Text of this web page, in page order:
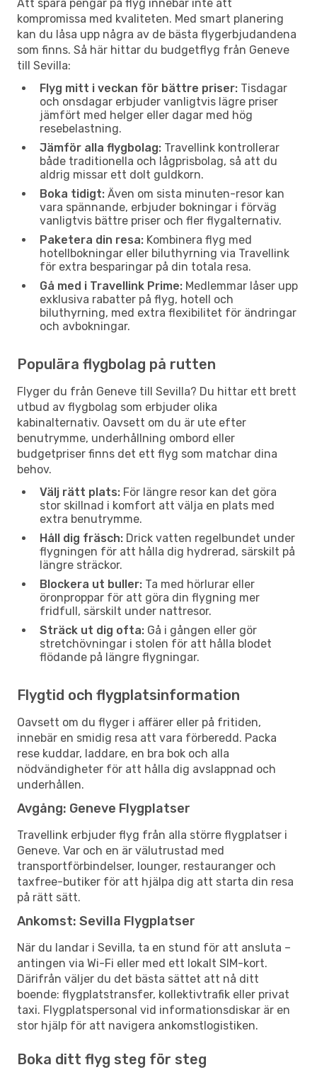
Att spara pengar på flyg innebär inte att
kompromissa med kvaliteten. Med smart planering
kan du låsa upp några av de bästa flygerbjudandena
som finns. Så här hittar du budgetflyg från Geneve
till Sevilla:
Flyg mitt i veckan för bättre priser: Tisdagar
och onsdagar erbjuder vanligtvis lägre priser
jämfört med helger eller dagar med hög
resebelastning.
Jämför alla flygbolag: Travellink kontrollerar
både traditionella och lågprisbolag, så att du
aldrig missar ett dolt guldkorn.
Boka tidigt: Även om sista minuten-resor kan
vara spännande, erbjuder bokningar i förväg
vanligtvis bättre priser och fler flygalternativ.
Paketera din resa: Kombinera flyg med
hotellbokningar eller biluthyrning via Travellink
för extra besparingar på din totala resa.
Gå med i Travellink Prime: Medlemmar låser upp
exklusiva rabatter på flyg, hotell och
biluthyrning, med extra flexibilitet för ändringar
och avbokningar.
Populära flygbolag på rutten
Flyger du från Geneve till Sevilla? Du hittar ett brett
utbud av flygbolag som erbjuder olika
kabinalternativ. Oavsett om du är ute efter
benutrymme, underhållning ombord eller
budgetpriser finns det ett flyg som matchar dina
behov.
Välj rätt plats: För längre resor kan det göra
stor skillnad i komfort att välja en plats med
extra benutrymme.
Håll dig fräsch: Drick vatten regelbundet under
flygningen för att hålla dig hydrerad, särskilt på
längre sträckor.
Blockera ut buller: Ta med hörlurar eller
öronproppar för att göra din flygning mer
fridfull, särskilt under nattresor.
Sträck ut dig ofta: Gå i gången eller gör
stretchövningar i stolen för att hålla blodet
flödande på längre flygningar.
Flygtid och flygplatsinformation
Oavsett om du flyger i affärer eller på fritiden,
innebär en smidig resa att vara förberedd. Packa
rese kuddar, laddare, en bra bok och alla
nödvändigheter för att hålla dig avslappnad och
underhållen.
Avgång: Geneve Flygplatser
Travellink erbjuder flyg från alla större flygplatser i
Geneve. Var och en är välutrustad med
transportförbindelser, lounger, restauranger och
taxfree-butiker för att hjälpa dig att starta din resa
på rätt sätt.
Ankomst: Sevilla Flygplatser
När du landar i Sevilla, ta en stund för att ansluta –
antingen via Wi-Fi eller med ett lokalt SIM-kort.
Därifrån väljer du det bästa sättet att nå ditt
boende: flygplatstransfer, kollektivtrafik eller privat
taxi. Flygplatspersonal vid informationsdiskar är en
stor hjälp för att navigera ankomstlogistiken.
Boka ditt flyg steg för steg